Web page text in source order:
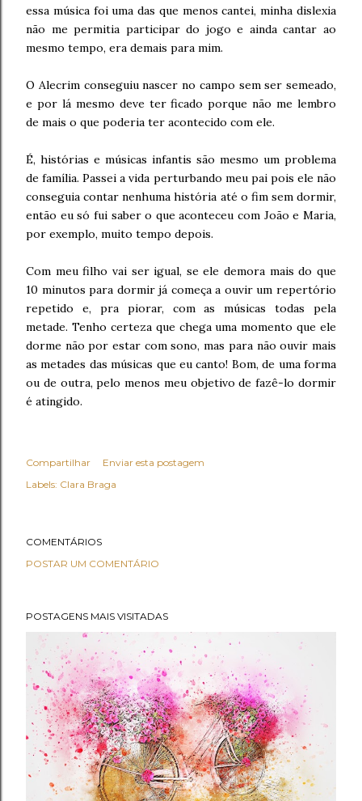
essa música foi uma das que menos cantei, minha dislexia
não me permitia participar do jogo e ainda cantar ao
mesmo tempo, era demais para mim.
O Alecrim conseguiu nascer no campo sem ser semeado,
e por lá mesmo deve ter ficado porque não me lembro
de mais o que poderia ter acontecido com ele.
É, histórias e músicas infantis são mesmo um problema
de família. Passei a vida perturbando meu pai pois ele não
conseguia contar nenhuma história até o fim sem dormir,
então eu só fui saber o que aconteceu com João e Maria,
por exemplo, muito tempo depois.
Com meu filho vai ser igual, se ele demora mais do que
10 minutos para dormir já começa a ouvir um repertório
repetido e, pra piorar, com as músicas todas pela
metade. Tenho certeza que chega uma momento que ele
dorme não por estar com sono, mas para não ouvir mais
as metades das músicas que eu canto! Bom, de uma forma
ou de outra, pelo menos meu objetivo de fazê-lo dormir
é atingido.
Compartilhar
Enviar esta postagem
Labels: Clara Braga
COMENTÁRIOS
POSTAR UM COMENTÁRIO
POSTAGENS MAIS VISITADAS